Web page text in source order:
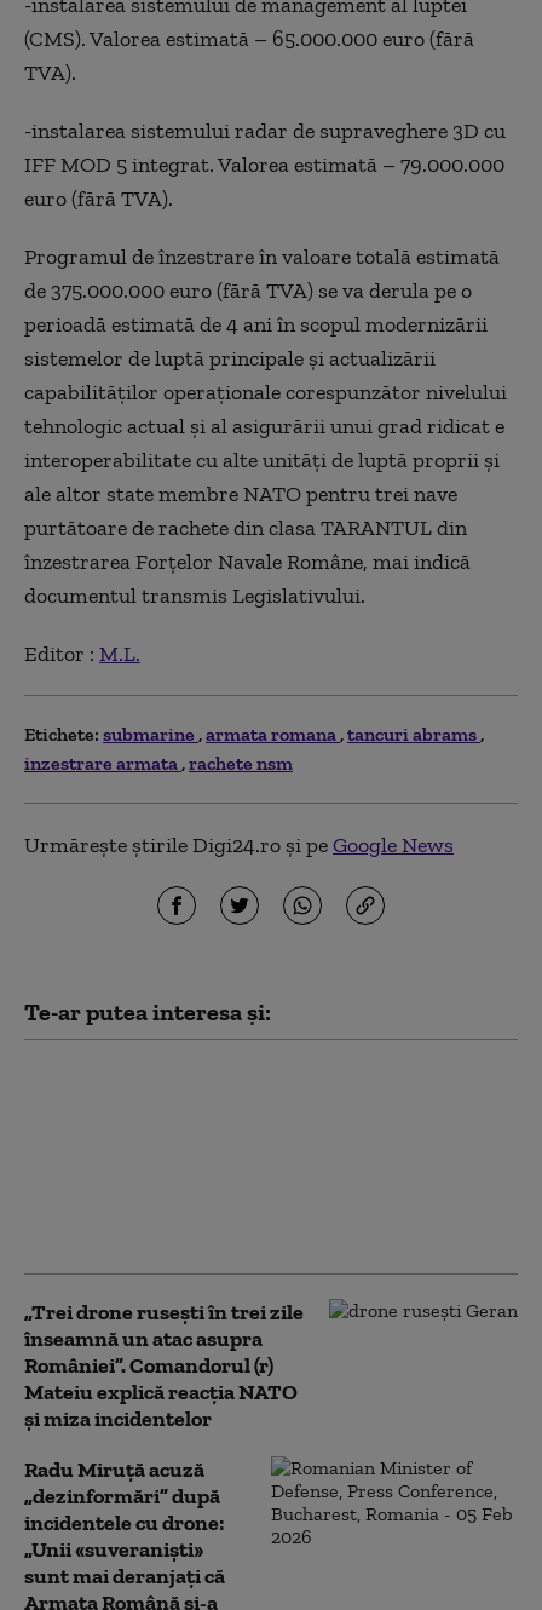
(CMS). Valorea estimată – 65.000.000 euro (fără
TVA).
-instalarea sistemului radar de supraveghere 3D cu
IFF MOD 5 integrat. Valorea estimată – 79.000.000
euro (fără TVA).
Programul de înzestrare în valoare totală estimată
de 375.000.000 euro (fără TVA) se va derula pe o
perioadă estimată de 4 ani în scopul modernizării
sistemelor de luptă principale şi actualizării
capabilităţilor operaţionale corespunzător nivelului
tehnologic actual şi al asigurării unui grad ridicat e
interoperabilitate cu alte unităţi de luptă proprii şi
ale altor state membre NATO pentru trei nave
purtătoare de rachete din clasa TARANTUL din
înzestrarea Forţelor Navale Române, mai indică
documentul transmis Legislativului.
Editor : M.L.
Etichete: submarine armata romana tancuri abrams
inzestrare armata rachete nsm
Urmărește știrile Digi24.ro și peGoogle News
Te-ar putea interesa și:
„Trei drone rusești în trei zile
înseamnă un atac asupra
României”. Comandorul (r)
Mateiu explică reacția NATO
și miza incidentelor
Radu Miruță acuză
„dezinformări” după
incidentele cu drone:
„Unii «suveraniști»
sunt mai deranjați că
Armata Română și-a